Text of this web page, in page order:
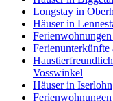
Longstay in
Häuser in
Vosswinkel
Häuser in Iserlohn